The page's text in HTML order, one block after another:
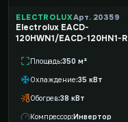
ELECTROLUXАрт. 20359
Electrolux EACD-
120HWN1/EACD-120HN1-R
Площадь 350 м²
Охлаждение 35 кВт
Обогрев 38 кВт
Компрессор Инвертор